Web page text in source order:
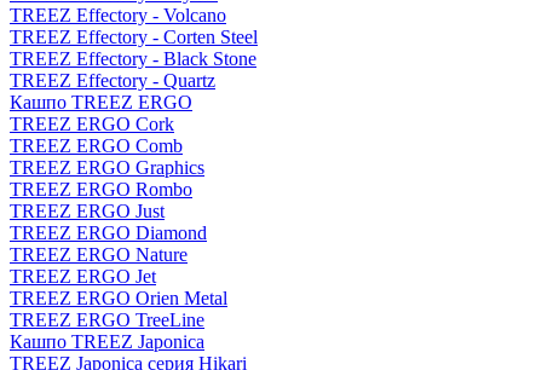
TREEZ Effectory - Volcano
TREEZ Effectory - Corten Steel
TREEZ Effectory - Black Stone
TREEZ Effectory - Quartz
Кашпо TREEZ ERGO
TREEZ ERGO Cork
TREEZ ERGO Comb
TREEZ ERGO Graphics
TREEZ ERGO Rombo
TREEZ ERGO Just
TREEZ ERGO Diamond
TREEZ ERGO Nature
TREEZ ERGO Jet
TREEZ ERGO Orien Metal
TREEZ ERGO TreeLine
Кашпо TREEZ Japonica
TREEZ Japonica серия Hikari